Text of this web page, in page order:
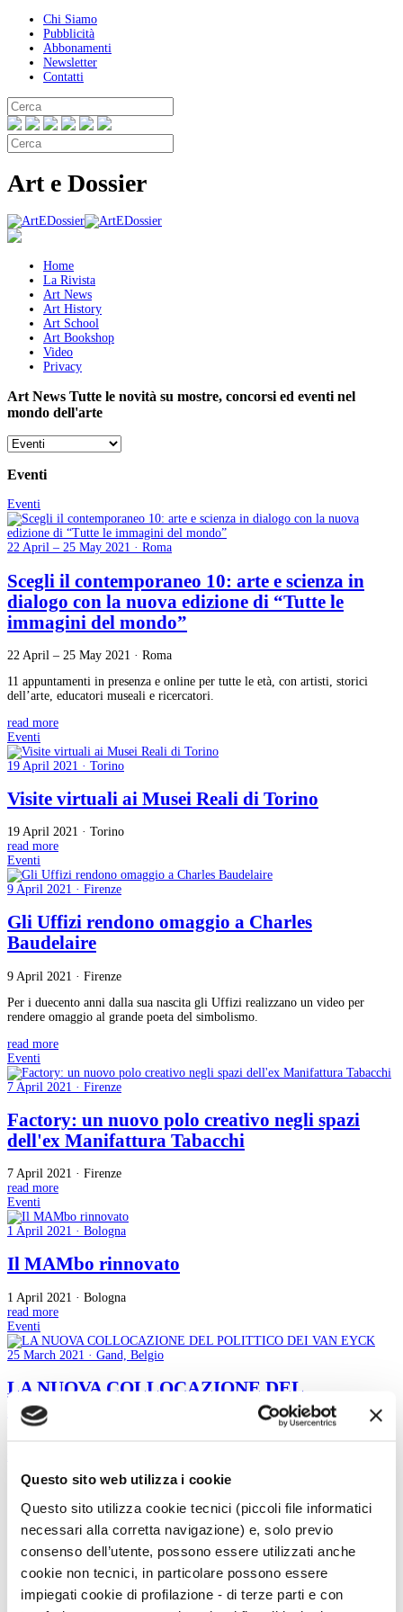
Questo sito web utilizza i cookie
Questo sito utilizza cookie tecnici (piccoli file informatici
necessari alla corretta navigazione) e, solo previo
consenso dell’utente, possono essere utilizzati anche
cookie non tecnici, in particolare possono essere
impiegati cookie di profilazione - di terze parti e con
Chi Siamo
Pubblicità
Abbonamenti
Newsletter
Contatti
Art e Dossier
Home
La Rivista
Art News
Art History
Art School
Art Bookshop
Video
Privacy
Art News Tutte le novità su mostre, concorsi ed eventi nel
mondo dell'arte
Eventi
Eventi
22 April – 25 May 2021 · Roma
Scegli il contemporaneo 10: arte e scienza in
dialogo con la nuova edizione di “Tutte le
immagini del mondo”
22 April – 25 May 2021 · Roma
11 appuntamenti in presenza e online per tutte le età, con artisti, storici
dell’arte, educatori museali e ricercatori.
read more
Eventi
19 April 2021 · Torino
Visite virtuali ai Musei Reali di Torino
19 April 2021 · Torino
read more
Eventi
9 April 2021 · Firenze
Gli Uffizi rendono omaggio a Charles
Baudelaire
9 April 2021 · Firenze
Per i duecento anni dalla sua nascita gli Uffizi realizzano un video per
rendere omaggio al grande poeta del simbolismo.
read more
Eventi
7 April 2021 · Firenze
Factory: un nuovo polo creativo negli spazi
dell'ex Manifattura Tabacchi
7 April 2021 · Firenze
read more
Eventi
1 April 2021 · Bologna
Il MAMbo rinnovato
1 April 2021 · Bologna
read more
Eventi
25 March 2021 · Gand, Belgio
LA NUOVA COLLOCAZIONE DEL
POLITTICO DEI VAN EYCK
37
38
40
41
42
43